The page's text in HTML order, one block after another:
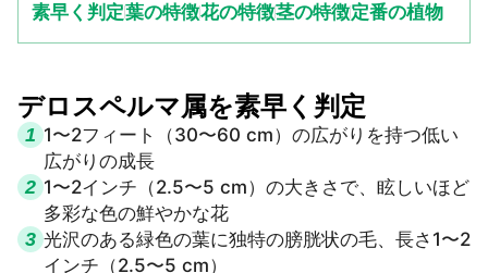
素早く判定葉の特徴花の特徴茎の特徴定番の植物
デロスペルマ属を素早く判定
1 1〜2フィート（30〜60 cm）の広がりを持つ低い
広がりの成長
2 1〜2インチ（2.5〜5 cm）の大きさで、眩しいほど
多彩な色の鮮やかな花
3 光沢のある緑色の葉に独特の膀胱状の毛、長さ1〜2
インチ（2.5〜5 cm）